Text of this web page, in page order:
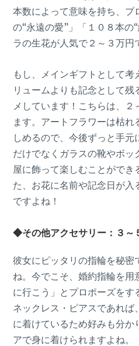
本数によって意味を持ち、プ
の“永遠の愛”」「１０８本の
ラの生花が人気で２～３万円
もし、メインギフトとして
リュームよりも記念として
メしています！こちらは、２
ます。アートフラワーは枯
しめるので、今後ずっと手
だけでなくガラスの靴やボッ
屋に飾って楽しむことができ
た、お花に名前や記念日が入
ですよね！
◆その他アクセサリー：３～
彼女にピッタリの指輪を秘密
ね。今でこそ、婚約指輪を用
に行こう」とプロポーズをす
ネックレス・ピアスであれば
に着けているため好みも分
アで身に着けられますよね。